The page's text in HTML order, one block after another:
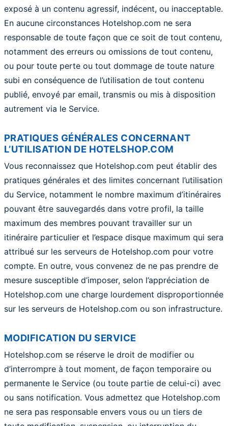
exposé à un contenu agressif, indécent, ou inacceptable.
En aucune circonstances Hotelshop.com ne sera
responsable de toute façon que ce soit de tout contenu,
notamment des erreurs ou omissions de tout contenu,
ou pour toute perte ou tout dommage de toute nature
subi en conséquence de l’utilisation de tout contenu
publié, envoyé par email, transmis ou mis à disposition
autrement via le Service.
PRATIQUES GÉNÉRALES CONCERNANT
L’UTILISATION DE HOTELSHOP.COM
Vous reconnaissez que Hotelshop.com peut établir des
pratiques générales et des limites concernant l’utilisation
du Service, notamment le nombre maximum d’itinéraires
pouvant être sauvegardés dans votre profil, la taille
maximum des membres pouvant travailler sur un
itinéraire particulier et l’espace disque maximum qui sera
attribué sur les serveurs de Hotelshop.com pour votre
compte. En outre, vous convenez de ne pas prendre de
mesure susceptible d’imposer, selon l’appréciation de
Hotelshop.com une charge lourdement disproportionnée
sur les serveurs de Hotelshop.com ou son infrastructure.
MODIFICATION DU SERVICE
Hotelshop.com se réserve le droit de modifier ou
d’interrompre à tout moment, de façon temporaire ou
permanente le Service (ou toute partie de celui-ci) avec
ou sans notification. Vous admettez que Hotelshop.com
ne sera pas responsable envers vous ou un tiers de